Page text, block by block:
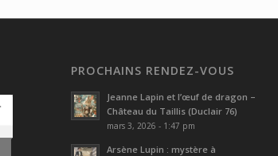
PROCHAINS RENDEZ-VOUS
Jeanne Lapin et l’œuf de dragon –
Château du Taillis (Duclair 76)
mars 3, 2026 - 1:47 pm
Arsène Lupin : mystère à